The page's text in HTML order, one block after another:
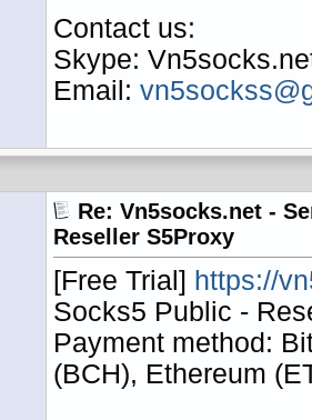
Contact us:
Skype:
Email:
Re: Vn5socks.net -
Reseller S5Proxy
[Free Trial] https://
Socks5 Public -
Payment method:
(BCH), Ethereum